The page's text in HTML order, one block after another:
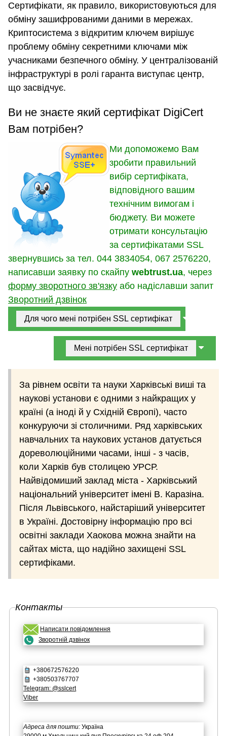
Сертифікати, як правило, використовуються для
обміну зашифрованими даними в мережах.
Криптосистема з відкритим ключем вирішує
проблему обміну секретними ключами між
учасниками безпечного обміну. У централізованій
інфраструктурі в ролі гаранта виступає центр,
що засвідчує.
Ви не знаєте який сертифікат DigiCert
Вам потрібен?
Ми допоможемо Вам
зробити правильний
вибір сертифіката,
відповідного вашим
технічним вимогам і
бюджету. Ви можете
отримати консультацію
за сертифікатами SSL
звернувшись за тел. 044 3834054, 067 2576220,
написавши заявку по скайпу webtrust.ua, через
форму зворотного зв'язку або надіславши запит
Зворотний дзвінок
Для чого мені потрібен SSL сертифікат
Мені потрібен SSL сертифікат
За рівнем освіти та науки Харківські виші та
наукові установи є одними з найкращих у
країні (а іноді й у Східній Європі), часто
конкуруючи зі столичними. Ряд харківських
навчальних та наукових установ датується
дореволюційними часами, інші - з часів,
коли Харків був столицею УРСР.
Найвідомиший заклад міста - Харківський
національний університет імені В. Каразіна.
Після Львівського, найстаріший університет
в Україні. Достовірну інформацію про всі
освітні заклади Хаокова можна знайти на
сайтах міста, що надійно захищені SSL
сертифіками.
Контакты
Написати повідомлення
Зворотній дзвінок
+380672576220
+380503767707
Telegram: @sslcert
Viber
Адреса для пошти: Україна